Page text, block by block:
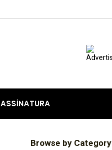
ASSINATURA
Browse by Category